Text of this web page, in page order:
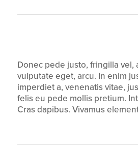
Donec pede justo, fringilla vel,
vulputate eget, arcu. In enim
imperdiet a, venenatis vitae,
felis eu pede mollis pretium.
Cras dapibus. Vivamus